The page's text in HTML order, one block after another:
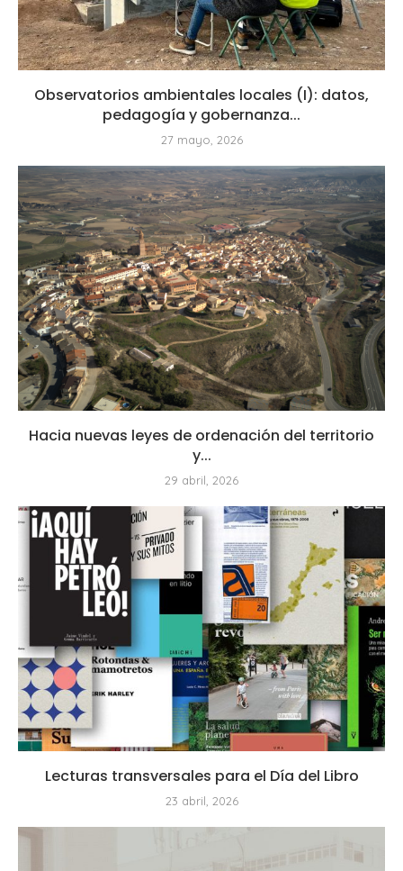
Observatorios ambientales locales (I): datos,
pedagogía y gobernanza...
27 mayo, 2026
Hacia nuevas leyes de ordenación del territorio
y...
29 abril, 2026
Lecturas transversales para el Día del Libro
23 abril, 2026